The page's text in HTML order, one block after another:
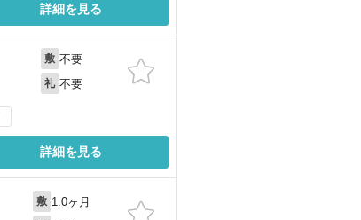
詳細を見る
敷 不要
礼 不要
詳細を見る
敷 1.0ヶ月